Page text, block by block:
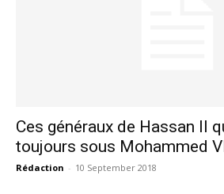
Ces généraux de Hassan II
toujours sous Mohammed
Rédaction - 10 September 2018